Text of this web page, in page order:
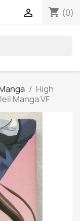
shopping_cart (0)

High
Manga VF